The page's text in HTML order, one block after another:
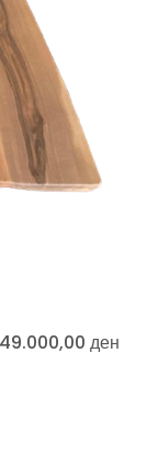
49.000,00 ден